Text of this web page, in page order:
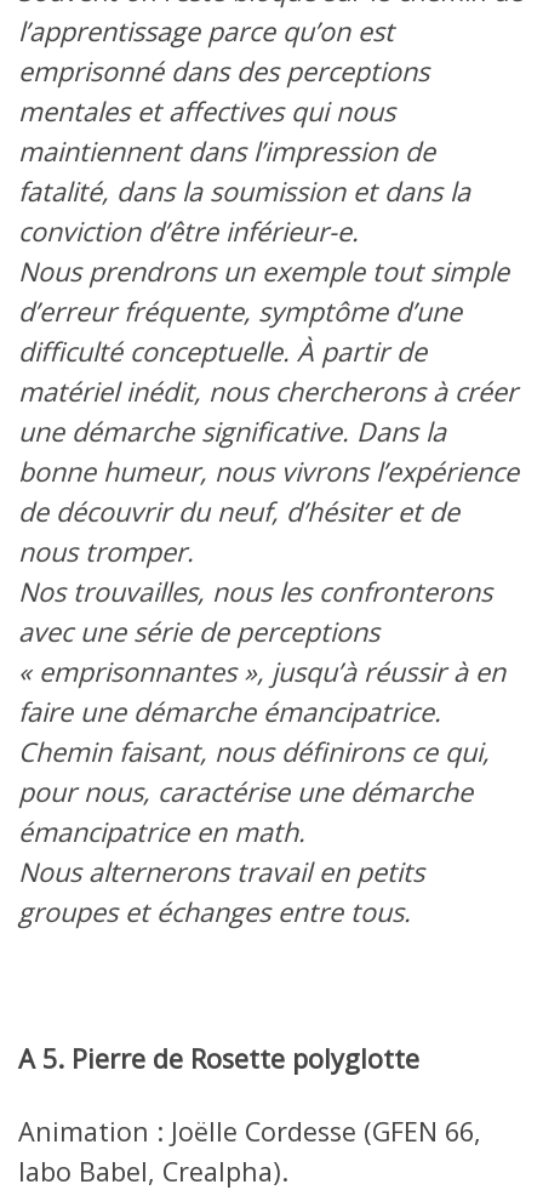
l’apprentissage parce qu’on est
emprisonné dans des perceptions
mentales et affectives qui nous
maintiennent dans l’impression de
fatalité, dans la soumission et dans la
conviction d’être inférieur-e.
Nous prendrons un exemple tout simple
d’erreur fréquente, symptôme d’une
difficulté conceptuelle. À partir de
matériel inédit, nous chercherons à créer
une démarche significative. Dans la
bonne humeur, nous vivrons l’expérience
de découvrir du neuf, d’hésiter et de
nous tromper.
Nos trouvailles, nous les confronterons
avec une série de perceptions
« emprisonnantes », jusqu’à réussir à en
faire une démarche émancipatrice.
Chemin faisant, nous définirons ce qui,
pour nous, caractérise une démarche
émancipatrice en math.
Nous alternerons travail en petits
groupes et échanges entre tous.
A 5. Pierre de Rosette polyglotte
Animation : Joëlle Cordesse (GFEN 66,
labo Babel, Crealpha).